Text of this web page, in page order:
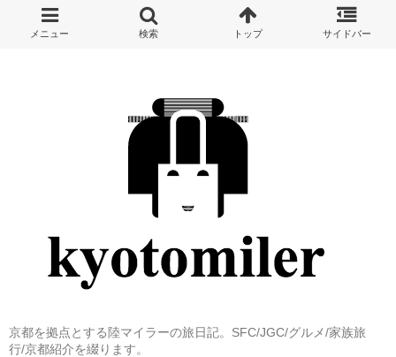
京都を拠点とする陸マイラーの旅日記。SFC/JGC/グルメ/家族旅
行/京都紹介を綴ります。